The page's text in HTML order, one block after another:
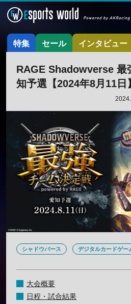
特集 セール インタビュー
RAGE Shadowverse 最
知予選【2024年8月11日】
シャドウバース デジタルカードゲー
大会概要
日程・試合結果